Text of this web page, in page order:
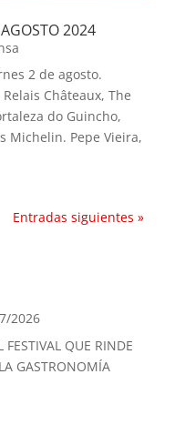
2024
2 de agosto.
Châteaux, The
do Guincho,
Michelin. Pepe Vieira,
Entradas siguientes »
2026
FESTIVAL QUE RINDE
GASTRONOMÍA